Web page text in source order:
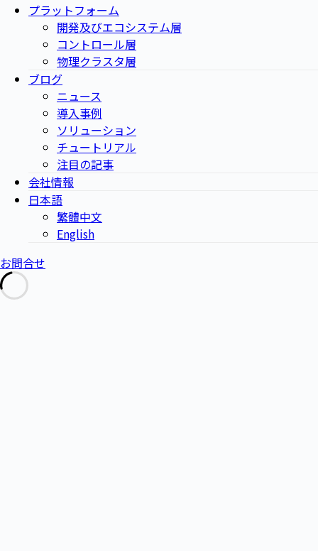
プラットフォーム
開発及びエコシステム層
コントロール層
物理クラスタ層
ブログ
ニュース
導入事例
ソリューション
チュートリアル
注目の記事
会社情報
日本語
繁體中文
English
お問合せ